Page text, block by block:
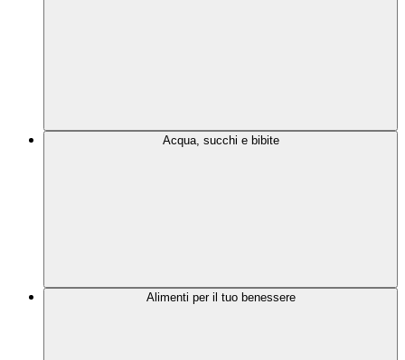
Acqua, succhi e bibite
Alimenti per il tuo benessere